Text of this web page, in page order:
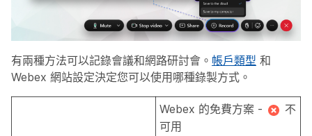
有兩種方法可以記錄會議和網路研討會。 帳戶類型 和
Webex 網站設定決定您可以使用哪種錄製方式。
Webex 的免費方案 -
不
可用